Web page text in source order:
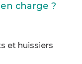
charge ?
et huissiers